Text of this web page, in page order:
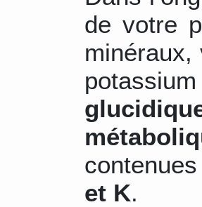
de votre
et K.